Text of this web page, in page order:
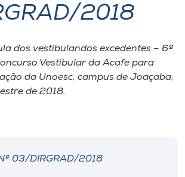
2018
dos vestibulandos excedentes – 6ª
Vestibular da Acafe para
da Unoesc, campus de Joaçaba,
de 2018.
03/DIRGRAD/2018